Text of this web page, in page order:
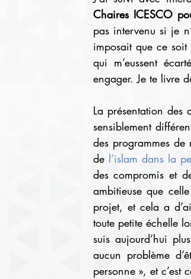
Chaires ICESCO
pas intervenu si je
imposait que ce soit
qui m’eussent
engager. Je te livre
La présentation des
sensiblement
des programmes de
de l’islam dans la
des compromis et
ambitieuse que
projet, et cela a
toute petite échelle
suis aujourd’hui
aucun problème
personne », et c’est